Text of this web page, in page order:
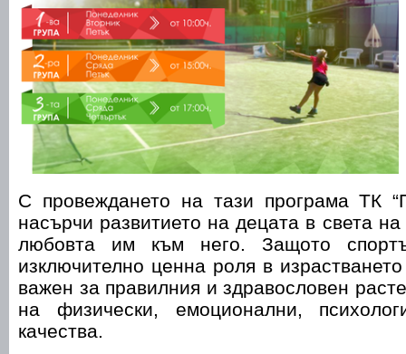
С провеждането на тази програма ТК
насърчи развитието на децата в света
любовта им към него. Защото
изключително ценна роля в
важен за правилния и здравословен
на физически, емоционални,
качества.